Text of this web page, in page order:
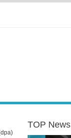
TOP News